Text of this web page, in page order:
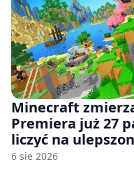
Minecraft
Premiera już 27
liczyć na
6 sie 2026